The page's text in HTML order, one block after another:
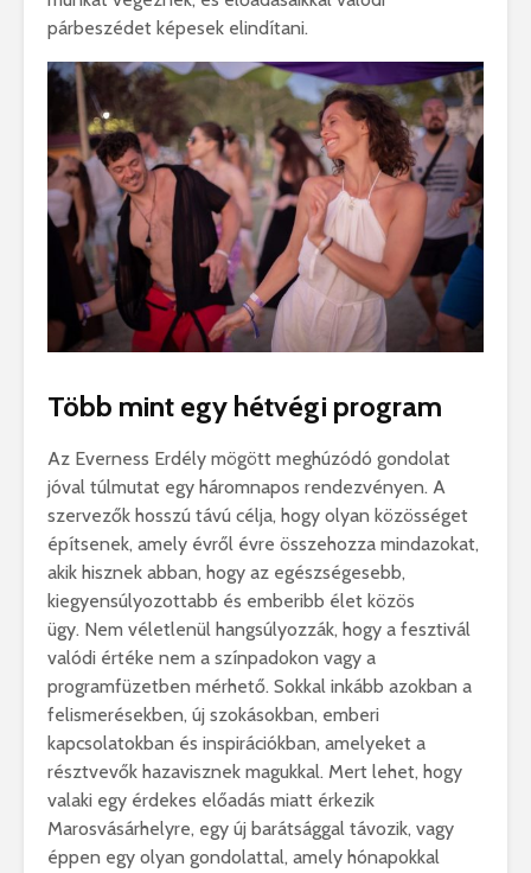
párbeszédet képesek elindítani.
Több mint egy hétvégi program
Az Everness Erdély mögött meghúzódó gondolat
jóval túlmutat egy háromnapos rendezvényen. A
szervezők hosszú távú célja, hogy olyan közösséget
építsenek, amely évről évre összehozza mindazokat,
akik hisznek abban, hogy az egészségesebb,
kiegyensúlyozottabb és emberibb élet közös
ügy. Nem véletlenül hangsúlyozzák, hogy a fesztivál
valódi értéke nem a színpadokon vagy a
programfüzetben mérhető. Sokkal inkább azokban a
felismerésekben, új szokásokban, emberi
kapcsolatokban és inspirációkban, amelyeket a
résztvevők hazavisznek magukkal. Mert lehet, hogy
valaki egy érdekes előadás miatt érkezik
Marosvásárhelyre, egy új barátsággal távozik, vagy
éppen egy olyan gondolattal, amely hónapokkal